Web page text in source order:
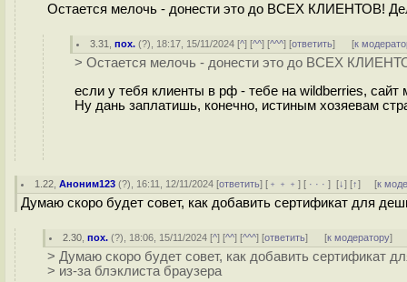
Остается мелочь - донести это до ВСЕХ КЛИЕНТОВ!
3.31 ,пох. (?), 18:17, 15/11/2024 [^] [^^] [^^^] [ответить] [к
> Остается мелочь - донести это до ВСЕХ
если у тебя клиенты в рф - тебе на wildberries,
Ну дань заплатишь, конечно, истиным хозяевам
1.22 ,Аноним123 (?), 16:11, 12/11/2024 [ответить] [ ﹢﹢﹢] [ · · ·][↓] [↑] [к
Думаю скоро будет совет, как добавить сертификат для
2.30 ,пох. (?), 18:06, 15/11/2024 [^] [^^] [^^^] [ответить] [к модератору]
> Думаю скоро будет совет, как добавить сертификат
> из-за блэклиста браузера